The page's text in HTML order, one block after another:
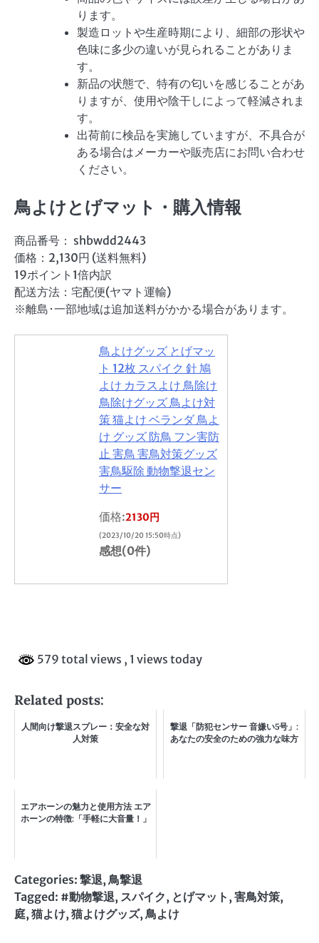
ります。
製造ロットや生産時期により、細部の形状や
色味に多少の違いが見られることがありま
す。
新品の状態で、特有の匂いを感じることがあ
りますが、使用や陰干しによって軽減されま
す。
出荷前に検品を実施していますが、不具合が
ある場合はメーカーや販売店にお問い合わせ
ください。
鳥よけとげマット・購入情報
商品番号： shbwdd2443
価格：2,130円 (送料無料)
19ポイント1倍内訳
配送方法：宅配便(ヤマト運輸)
※離島･一部地域は追加送料がかかる場合があります。
鳥よけグッズ とげマッ
ト 12枚 スパイク 針 鳩
よけ カラスよけ 鳥除け
鳥除けグッズ 鳥よけ対
策 猫よけ ベランダ 鳥よ
け グッズ 防鳥 フン害防
止 害鳥 害鳥対策グッズ
害鳥駆除 動物撃退セン
サー
価格:2130円
(2023/10/20 15:50時点)
感想(0件)
579 total views , 1 views today
Related posts:
人間向け撃退スプレー：安全な対
人対策
撃退「防犯センサー 音嫌い5号」:
あなたの安全のための強力な味方
エアホーンの魅力と使用方法 エア
ホーンの特徴:「手軽に大音量！」
Categories: 撃退, 鳥撃退
Tagged: #動物撃退, スパイク, とげマット , 害鳥対策,
庭, 猫よけ, 猫よけグッズ, 鳥よけ